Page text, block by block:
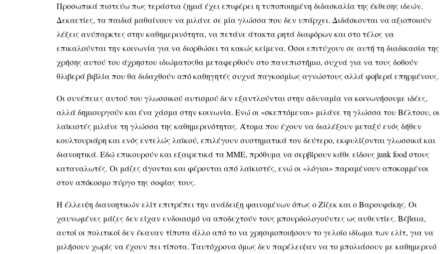
Προσωπικά πιστεύω πως τεράστια ζημιά έχει επιφέρει η τυποποιημένη διδασκαλία της έκθεσης ιδεών.
Δεκαετίες, τα παιδιά μαθαίνουν να μιλάνε σε μία γλώσσα που δεν υπάρχει. Διδάσκονται να αξιοποιούν
λέξεις ανύπαρκτες στην καθημερινότητα, να πετάνε άτακτα ρητά διαφόρων και στο τέλος να
επικαλούνται την κοινωνία για να διορθώσει τα κακώς κείμενα. Όσοι επιτύχουν σε αυτή τη διαδικασία της
χρήσης αυτού του άχρηστου ιδιώματοςθα μεταφερθούν στο πανεπιστήμιο, συχνά για να τους δοθούν
θλιβερά βιβλία που θα διδαχθούν από καθηγητές συχνά παγκοσμίως αγνώστους αλλά φοβερά επηρμένους.
Οι συνέπειες αυτού του γλωσσικού αυτισμού δεν εξαντλούνται στην αδυναμία να κοινωνήσουμε ιδέες,
αλλά δημιουργούν και ένα χάσμα στην κοινωνία. Ενώ οι «σκεπτόμενοι» μιλάνε τη γλώσσα του Βέλτσου, οι
λαϊκιστές μιλάνε τη γλώσσα της καθημερινότητας. Άτομα που έχουν να διαλέξουν μεταξύ ενός δήθεν
κουλτουριάρη και ενός εντελώς λαϊκού, επιλέγουν συστηματικά τον δεύτερο, εκφυλίζονται γλωσσικά και
διανοητικά. Εδώ επικουρούν και εξαιρετικά τα ΜΜΕ, πρόθυμα να σερβίρουν κάθε είδους junk food στους
καταναλωτές. Οι μάζες άγονται και φέρονται από λαϊκιστές, ενώ οι «λόγιοι» παραμένουν αποκομμένοι
στον απόκοσμο πύργο της σοφίας τους.
Η έλλειψη διανοητικών ελίτ επιτρέπει την ανάδειξη φαινομένων όπως ο Ζίζεκ και ο Βαρουφάκης. Οι
χαυνωμένες μάζες δεν είχαν ενδοιασμό να αποδεχτούν τους μπουρδολογούντες ως αυθεντίες. Βέβαια,
αυτοί οι πολιτικοί δεν έκαναν τίποτα άλλο από το να χρησιμοποιήσουν το γελοίο ιδίωμα των ελίτ, για να
μιλήσουν χωρίς να έχουν πει τίποτα. Ταυτόχρονα όμως δεν παρέλειψαν να το μπολιάσουν με καθημερινό